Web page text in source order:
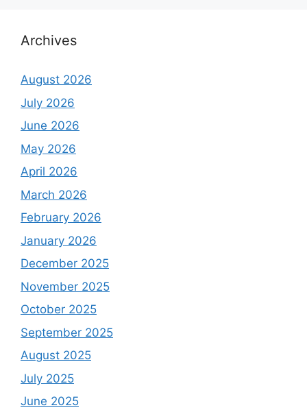
Archives
August 2026
July 2026
June 2026
May 2026
April 2026
March 2026
February 2026
January 2026
December 2025
November 2025
October 2025
September 2025
August 2025
July 2025
June 2025